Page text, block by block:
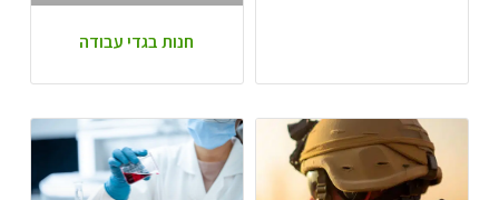
חנות בגדי עבודה